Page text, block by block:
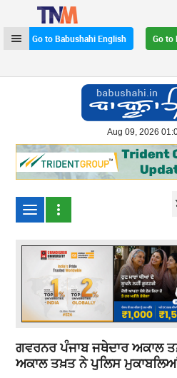
Go to Babushahi English
Go to
Aug 09, 2026
ਗਵਰਨਰ ਪੰਜਾਬ ਜਥੇਦਾਰ ਅਕਾਲ
ਅਕਾਲ ਤਖ਼ਤ ਨੇ ਪੁਲਿਸ